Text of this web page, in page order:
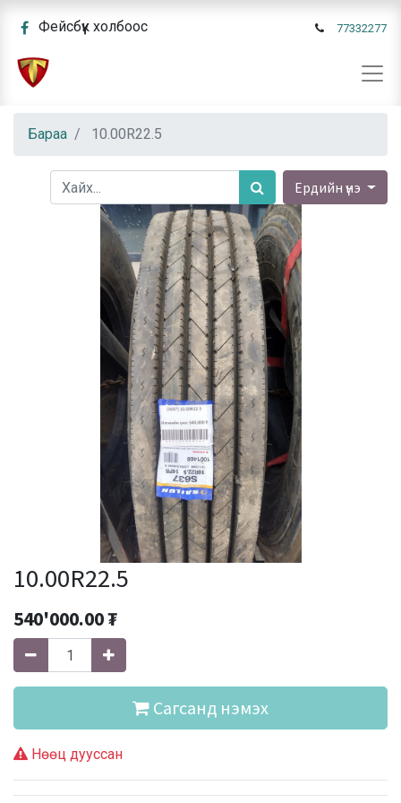
Фейсбүүк холбоос 77332277
Бараа 10.00R22.5
Ердийн үнэ
10.00R22.5
540'000.00₮
Сагсанд нэмэх
Нөөц дууссан